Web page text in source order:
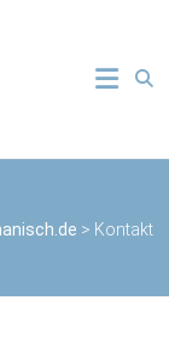
> Kontakt